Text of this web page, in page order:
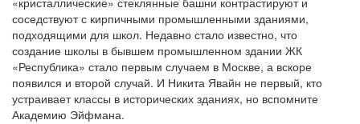
соседствуют с кирпичными промышленными зданиями,
подходящими для школ. Недавно стало известно, что
создание школы в бывшем промышленном здании ЖК
«Республика» стало первым случаем в Москве, а вскоре
появился и второй случай. И Никита Явайн не первый, кто
устраивает классы в исторических зданиях, но вспомните
Академию Эйфмана.